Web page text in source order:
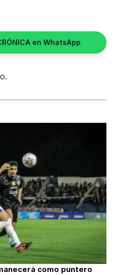
en WhatsApp
como puntero